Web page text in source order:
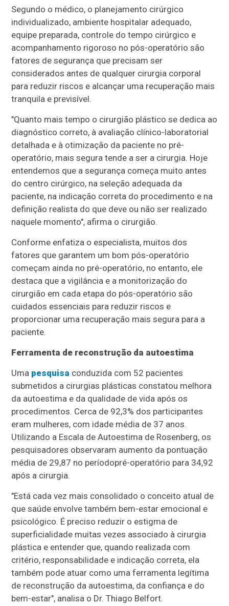
Segundo o médico, o planejamento cirúrgico
individualizado, ambiente hospitalar adequado,
equipe preparada, controle do tempo cirúrgico e
acompanhamento rigoroso no pós-operatório são
fatores de segurança que precisam ser
considerados antes de qualquer cirurgia corporal
para reduzir riscos e alcançar uma recuperação mais
tranquila e previsível.
"Quanto mais tempo o cirurgião plástico se dedica ao
diagnóstico correto, à avaliação clínico-laboratorial
detalhada e à otimização da paciente no pré-
operatório, mais segura tende a ser a cirurgia. Hoje
entendemos que a segurança começa muito antes
do centro cirúrgico, na seleção adequada da
paciente, na indicação correta do procedimento e na
definição realista do que deve ou não ser realizado
naquele momento", afirma o cirurgião.
Conforme enfatiza o especialista, muitos dos
fatores que garantem um bom pós-operatório
começam ainda no pré-operatório, no entanto, ele
destaca que a vigilância e a monitorização do
cirurgião em cada etapa do pós-operatório são
cuidados essenciais para reduzir riscos e
proporcionar uma recuperação mais segura para a
paciente.
Ferramenta de reconstrução da autoestima
Uma pesquisa conduzida com 52 pacientes
submetidos a cirurgias plásticas constatou melhora
da autoestima e da qualidade de vida após os
procedimentos. Cerca de 92,3% dos participantes
eram mulheres, com idade média de 37 anos.
Utilizando a Escala de Autoestima de Rosenberg, os
pesquisadores observaram aumento da pontuação
média de 29,87 no períodopré-operatório para 34,92
após a cirurgia.
"Está cada vez mais consolidado o conceito atual de
que saúde envolve também bem-estar emocional e
psicológico. É preciso reduzir o estigma de
superficialidade muitas vezes associado à cirurgia
plástica e entender que, quando realizada com
critério, responsabilidade e indicação correta, ela
também pode atuar como uma ferramenta legítima
de reconstrução da autoestima, da confiança e do
bem-estar", analisa o Dr. Thiago Belfort.